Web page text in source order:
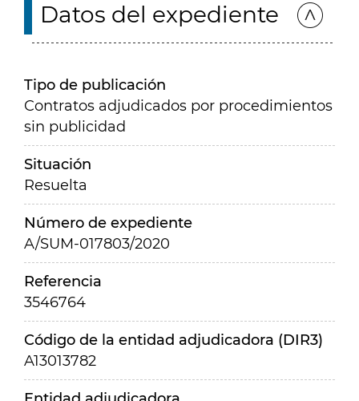
Datos del expediente
Tipo de publicación
Contratos adjudicados por procedimientos
sin publicidad
Situación
Resuelta
Número de expediente
A/SUM-017803/2020
Referencia
3546764
Código de la entidad adjudicadora (DIR3)
A13013782